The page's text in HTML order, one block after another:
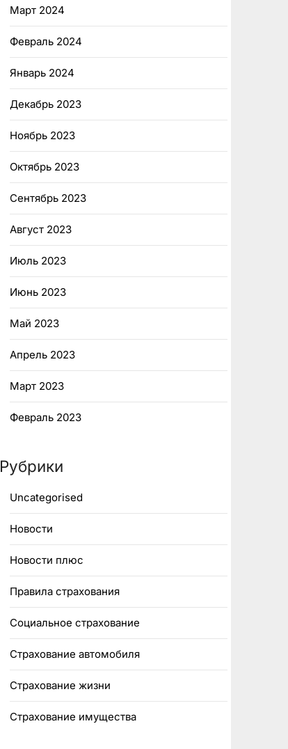
Март 2024
Февраль 2024
Январь 2024
Декабрь 2023
Ноябрь 2023
Октябрь 2023
Сентябрь 2023
Август 2023
Июль 2023
Июнь 2023
Май 2023
Апрель 2023
Март 2023
Февраль 2023
Рубрики
Uncategorised
Новости
Новости плюс
Правила страхования
Социальное страхование
Страхование автомобиля
Страхование жизни
Страхование имущества